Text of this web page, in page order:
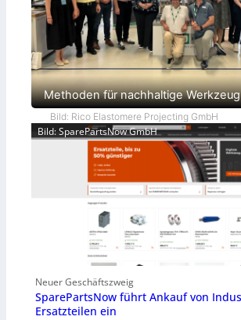
Methoden für nachhaltige
Bild: Rico Elastomere Projecting GmbH
Bild: SparePartsNow GmbH
Neuer Geschäftszweig
SparePartsNow führt Ankauf von
Ersatzteilen ein